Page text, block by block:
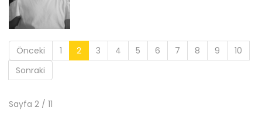
Önceki 1 2 3 4 5 6 7 8 9
10
Sonraki
Sayfa 2 / 11